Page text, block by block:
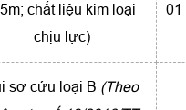
chất liệu kim loại
chịu lực)
01
sơ cứu loại B (Theo